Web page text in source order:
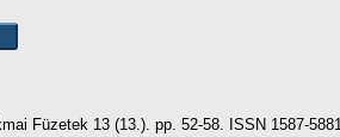
Füzetek 13 (13.). pp. 52-58. ISSN 1587-5881